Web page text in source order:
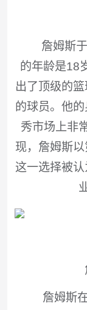
詹姆斯于
的年龄是18
出了顶级的
的球员。他
秀市场上非
现，詹姆斯以
这一选择被
詹姆斯在